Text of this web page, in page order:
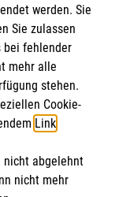
werden. Sie
Sie zulassen
bei fehlender
mehr alle
stehen.
Cookie-
Link.
nicht abgelehnt
nicht mehr